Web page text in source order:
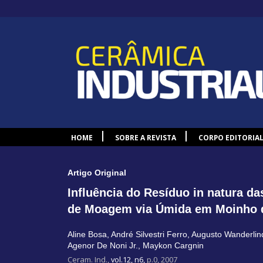
HOME SOBRE A REVISTA CORPO EDITORIAL
Artigo Original
Influência do Resíduo in natura
de Moagem via Úmida em Moinho
Aline Bosa ,André Silvestri Ferro ,Augusto
Agenor De Noni Jr.
Maykon Cargnin
Ceram. Ind.,vol.12, n6, p.0, 2007